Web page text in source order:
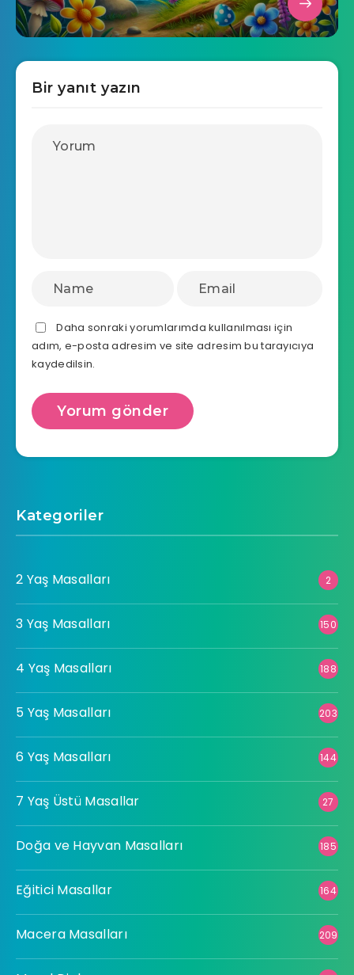
Bir yanıt yazın
Daha sonraki yorumlarımda kullanılması için
adım, e-posta adresim ve site adresim bu tarayıcıya
kaydedilsin.
Kategoriler
2 Yaş Masalları 2
3 Yaş Masalları 150
4 Yaş Masalları 188
5 Yaş Masalları 203
6 Yaş Masalları 144
7 Yaş Üstü Masallar 27
Doğa ve Hayvan Masalları 185
Eğitici Masallar 164
Macera Masalları 209